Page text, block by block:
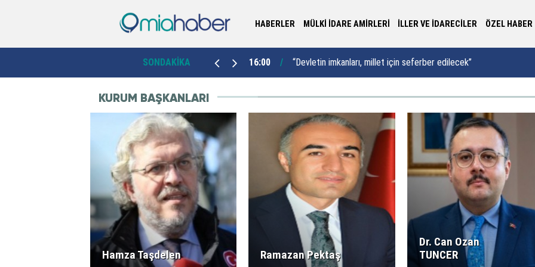
HABERLER MÜLKİ İDARE AMİRLERİ İLLER VE İDARECİLER ÖZEL HABER
SONDAKİKA
“Yerinden yönetim anlayışıyla hareket ediyoruz” 16:00 “Devletin imkanları, millet için seferber edilecek”
KURUM BAŞKANLARI
Hamza Taşdelen Ramazan Pektaş
Dr. Can Ozan
TUNCER